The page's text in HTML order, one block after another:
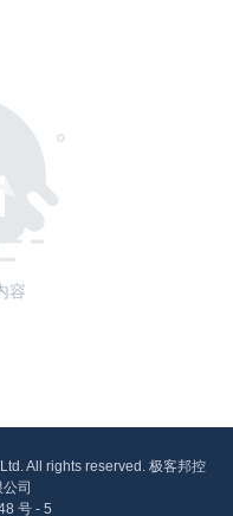
容
All rights reserved. 极客邦控
司
号 - 5